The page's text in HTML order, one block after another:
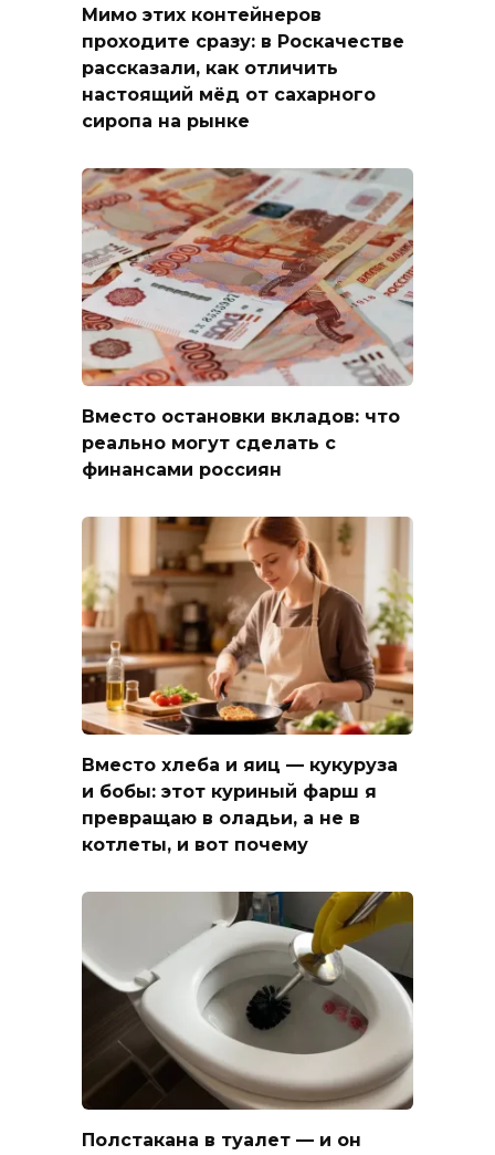
Мимо этих контейнеров
проходите сразу: в Роскачестве
рассказали, как отличить
настоящий мёд от сахарного
сиропа на рынке
Вместо остановки вкладов: что
реально могут сделать с
финансами россиян
Вместо хлеба и яиц — кукуруза
и бобы: этот куриный фарш я
превращаю в оладьи, а не в
котлеты, и вот почему
Полстакана в туалет — и он